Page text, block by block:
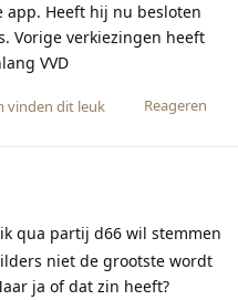
app. Heeft hij nu besloten
Vorige verkiezingen heeft
VVD
Reageren
vinden dit leuk
qua partij d66 wil stemmen
niet de grootste wordt
ja of dat zin heeft?